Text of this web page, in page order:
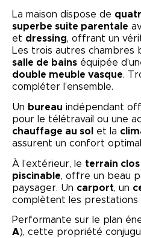
La maison dispose de
superbe suite parentale
et dressing, offrant un
Les trois autres chambres
salle de bains équipée
double meuble vasque.
compléter l’ensemble.
Un bureau indépendant
pour le télétravail ou une
chauffage au sol
et la
assurent un confort
À l’extérieur, le terrain
piscinable, offre un beau
paysager. Un carport, un
complètent les prestations
Performante sur le plan
A), cette propriété